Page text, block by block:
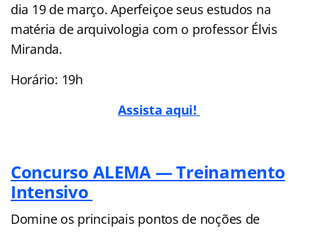
dia 19 de março. Aperfeiçoe seus estudos na
matéria de arquivologia com o professor Élvis
Miranda.
Horário: 19h
Assista aqui!
Concurso ALEMA — Treinamento
Intensivo
Domine os principais pontos de noções de